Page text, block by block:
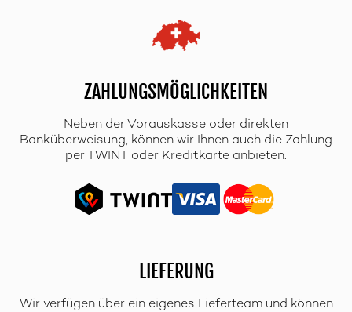
ZAHLUNGSMÖGLICHKEITEN
Neben der Vorauskasse oder direkten
Banküberweisung, können wir Ihnen auch die Zahlung
per TWINT oder Kreditkarte anbieten.
LIEFERUNG
Wir verfügen über ein eigenes Lieferteam und können